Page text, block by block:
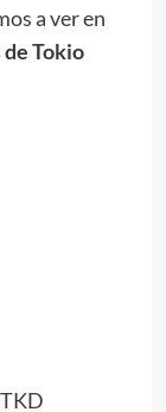
a ver en
Tokio